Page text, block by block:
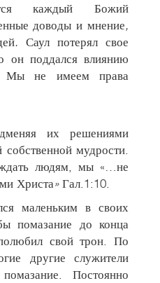
каждый Божий
доводы и мнение,
. Саул потерял свое
он поддался влиянию
Мы не имеем права
их решениями
мудрости.
людям, мы «…не
Христа»Гал.1:10.
маленьким в своих
помазание до конца
свой трон. По
другие служители
Постоянно